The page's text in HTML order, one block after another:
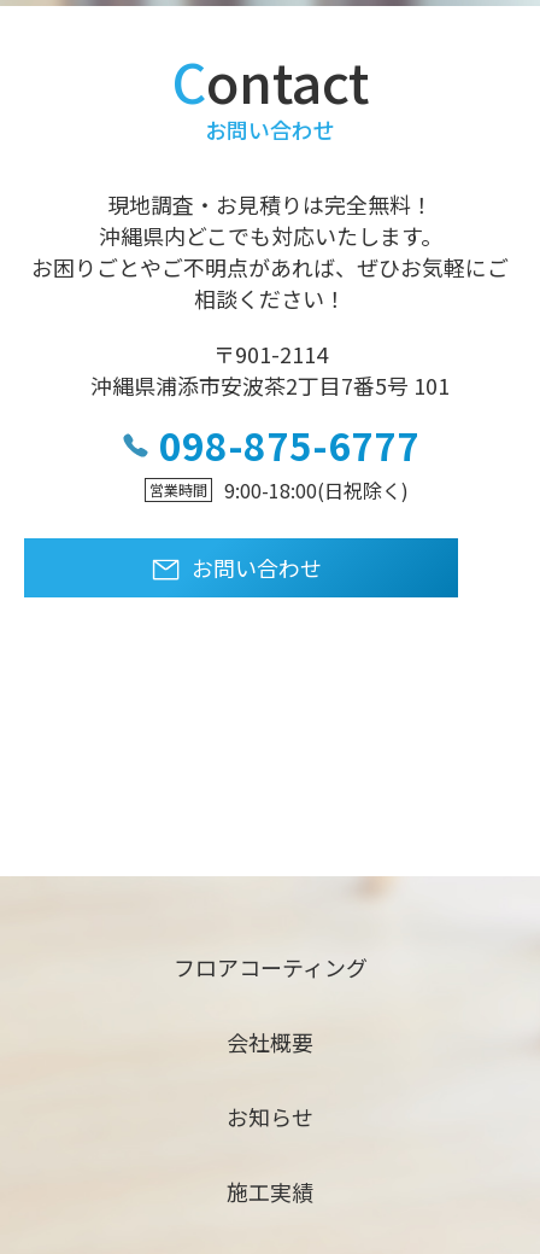
contact
お問い合わせ
現地調査・お見積りは完全無料！
沖縄県内どこでも対応いたします。
お困りごとやご不明点があれば、ぜひお気軽にご
相談ください！
〒901-2114
沖縄県浦添市安波茶2丁目7番5号 101
098-875-6777
営業時間 9:00-18:00(日祝除く)
お問い合わせ
フロアコーティング
会社概要
お知らせ
施工実績